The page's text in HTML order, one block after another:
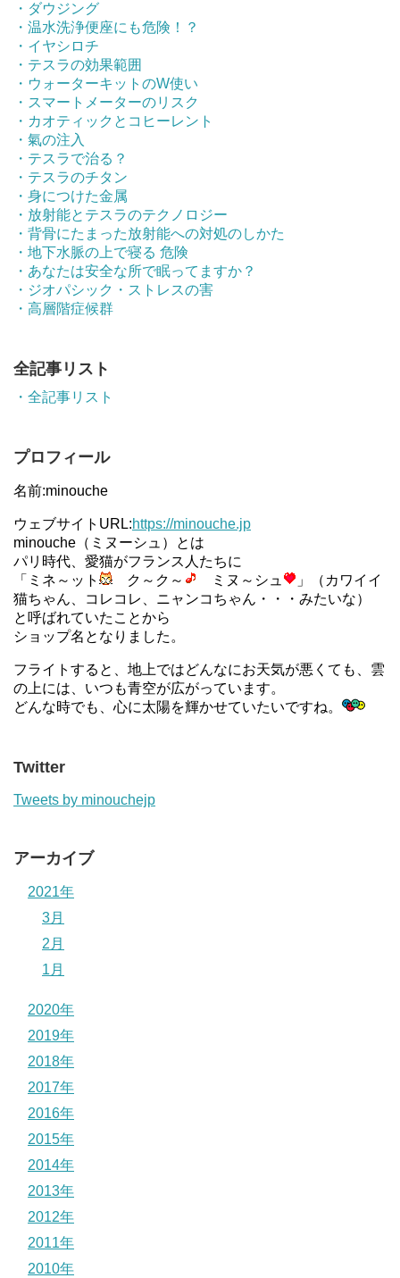
・ダウジング
・温水洗浄便座にも危険！？
・イヤシロチ
・テスラの効果範囲
・ウォーターキットのW使い
・スマートメーターのリスク
・カオティックとコヒーレント
・氣の注入
・テスラで治る？
・テスラのチタン
・身につけた金属
・放射能とテスラのテクノロジー
・背骨にたまった放射能への対処のしかた
・地下水脈の上で寝る 危険
・あなたは安全な所で眠ってますか？
・ジオパシック・ストレスの害
・高層階症候群
全記事リスト
・全記事リスト
プロフィール
名前:minouche
ウェブサイトURL:https://minouche.jp
minouche（ミヌーシュ）とは
パリ時代、愛猫がフランス人たちに
「ミネ～ット
ク～ク～ ミヌ～シュ
」（カワイイ
猫ちゃん、コレコレ、ニャンコちゃん・・・みたいな）
と呼ばれていたことから
ショップ名となりました。
フライトすると、地上ではどんなにお天気が悪くても、雲
の上には、いつも青空が広がっています。
どんな時でも、心に太陽を輝かせていたいですね。
Twitter
Tweets by minouchejp
アーカイブ
2021年
3月
2月
1月
2020年
2019年
2018年
2017年
2016年
2015年
2014年
2013年
2012年
2011年
2010年